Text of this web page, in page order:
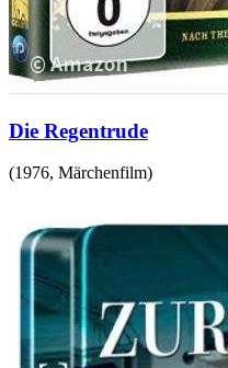
Die Regentrude
(1976, Märchenfilm)